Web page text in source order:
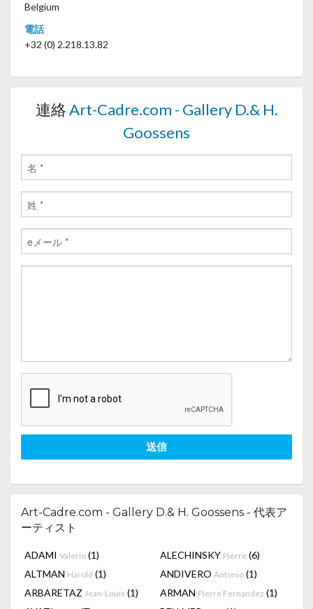
Belgium
電話
+32 (0) 2.218.13.82
連絡Art-Cadre.com - Gallery D.& H.
Goossens
送信
Art-Cadre.com - Gallery D.& H. Goossens - 代表ア
ーティスト
ADAMI Valerio (1) ALECHINSKY Pierre (6)
ALTMAN Harold (1) ANDIVERO Antonio (1)
ARBARETAZ Jean-Louis (1) ARMAN Pierre Fernandez (1)